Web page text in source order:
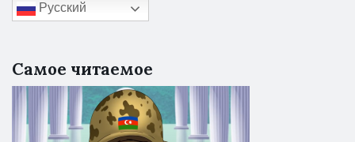
Русский
Самое читаемое